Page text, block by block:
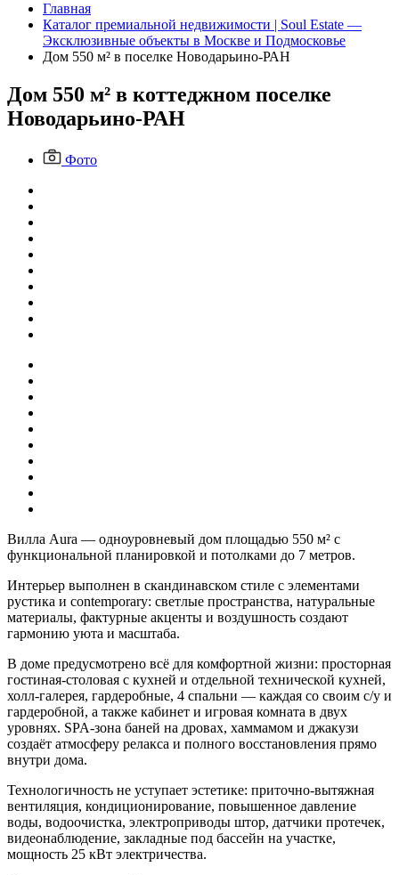
Главная
Каталог премиальной недвижимости | Soul Estate —
Эксклюзивные объекты в Москве и Подмосковье
Дом 550 м² в поселке Новодарьино-РАН
Дом 550 м² в коттеджном поселке
Новодарьино-РАН
Фото
Вилла Aura — одноуровневый дом площадью 550 м² с
функциональной планировкой и потолками до 7 метров.
Интерьер выполнен в скандинавском стиле с элементами
рустика и contemporary: светлые пространства, натуральные
материалы, фактурные акценты и воздушность создают
гармонию уюта и масштаба.
В доме предусмотрено всё для комфортной жизни: просторная
гостиная-столовая с кухней и отдельной технической кухней,
холл-галерея, гардеробные, 4 спальни — каждая со своим с/у и
гардеробной, а также кабинет и игровая комната в двух
уровнях. SPA-зона баней на дровах, хаммамом и джакузи
создаёт атмосферу релакса и полного восстановления прямо
внутри дома.
Технологичность не уступает эстетике: приточно-вытяжная
вентиляция, кондиционирование, повышенное давление
воды, водоочистка, электроприводы штор, датчики протечек,
видеонаблюдение, закладные под бассейн на участке,
мощность 25 кВт электричества.